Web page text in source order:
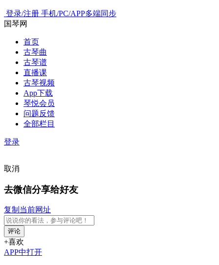
登录/注册 手机/PC/APP多端同步
国琴网
首页
古琴曲
古琴谱
直播课
古琴视频
App下载
琴悦会员
问题反馈
全部栏目
登录
取消
去微信分享给好友
复制当前网址
评论
+喜欢
APP中打开